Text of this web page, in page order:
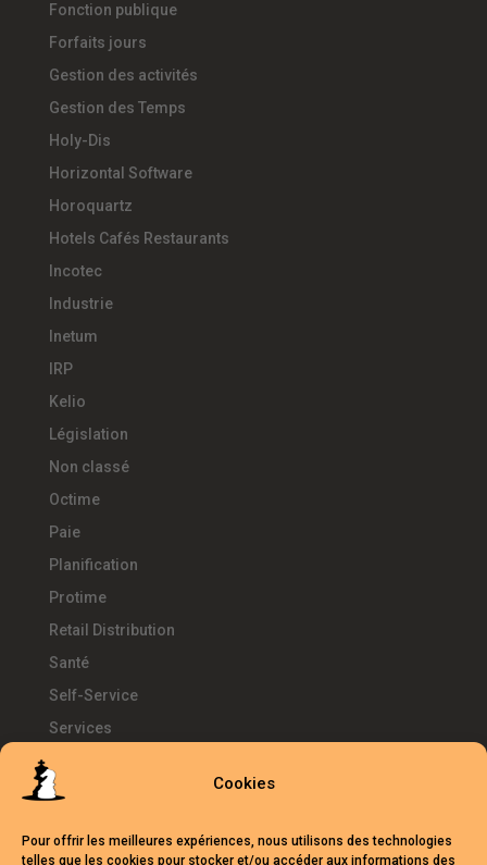
Cookies
Pour offrir les meilleures expériences, nous utilisons des technologies
telles que les cookies pour stocker et/ou accéder aux informations des
Fonction publique
Forfaits jours
Gestion des activités
Gestion des Temps
Holy-Dis
Horizontal Software
Horoquartz
Hotels Cafés Restaurants
Incotec
Industrie
Inetum
IRP
Kelio
Législation
Non classé
Octime
Paie
Planification
Protime
Retail Distribution
Santé
Self-Service
Services
Télétravail
Temps d'Avance